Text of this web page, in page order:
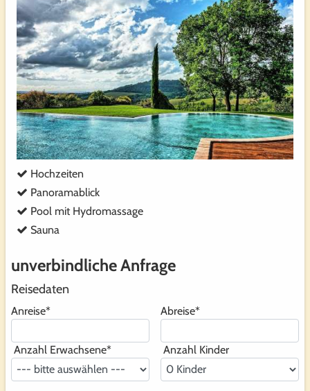
Hochzeiten
Panoramablick
Pool mit Hydromassage
Sauna
unverbindliche Anfrage
Reisedaten
Anreise* Abreise*
Anzahl Erwachsene* Anzahl Kinder